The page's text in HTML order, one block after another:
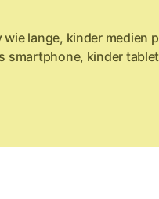
wie lange, kinder medien
smartphone, kinder